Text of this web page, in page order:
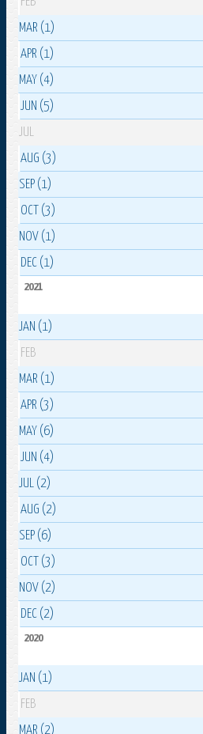
MAR (1)
APR (1)
MAY (4)
JUN (5)
JUL
AUG (3)
SEP (1)
OCT (3)
NOV (1)
DEC (1)
2021
JAN (1)
FEB
MAR (1)
APR (3)
MAY (6)
JUN (4)
JUL (2)
AUG (2)
SEP (6)
OCT (3)
NOV (2)
DEC (2)
2020
JAN (1)
FEB
MAR (2)